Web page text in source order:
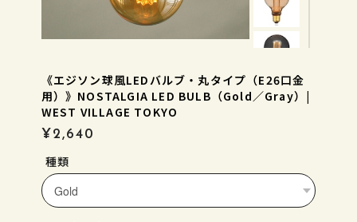
《エジソン球風LEDバルブ・丸タイプ（E26口金
用）》NOSTALGIA LED BULB（Gold／Gray）|
WEST VILLAGE TOKYO
¥2,640
種類